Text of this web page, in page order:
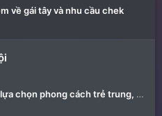
về gái tây và nhu cầu chek
SGBB & SGDD Hà Nội – lựa chọn phong cách trẻ trung, tinh tế và kín đáo